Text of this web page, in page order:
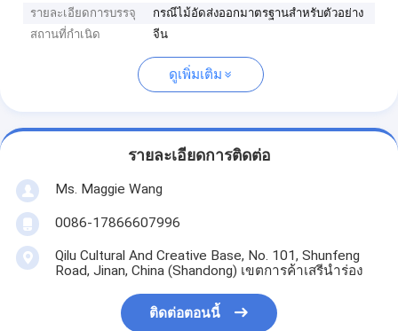
รายละเอียดการบรรจุ
กรณีไม้อัดส่งออกมาตรฐานสำหรับตัวอย่าง
สถานที่กำเนิด
จีน
ดูเพิ่มเติม
รายละเอียดการติดต่อ
Ms. Maggie Wang
0086-17866607996
Qilu Cultural And Creative Base, No. 101, Shunfeng
Road, Jinan, China (Shandong) เขตการค้าเสรีนำร่อง
ติดต่อตอนนี้